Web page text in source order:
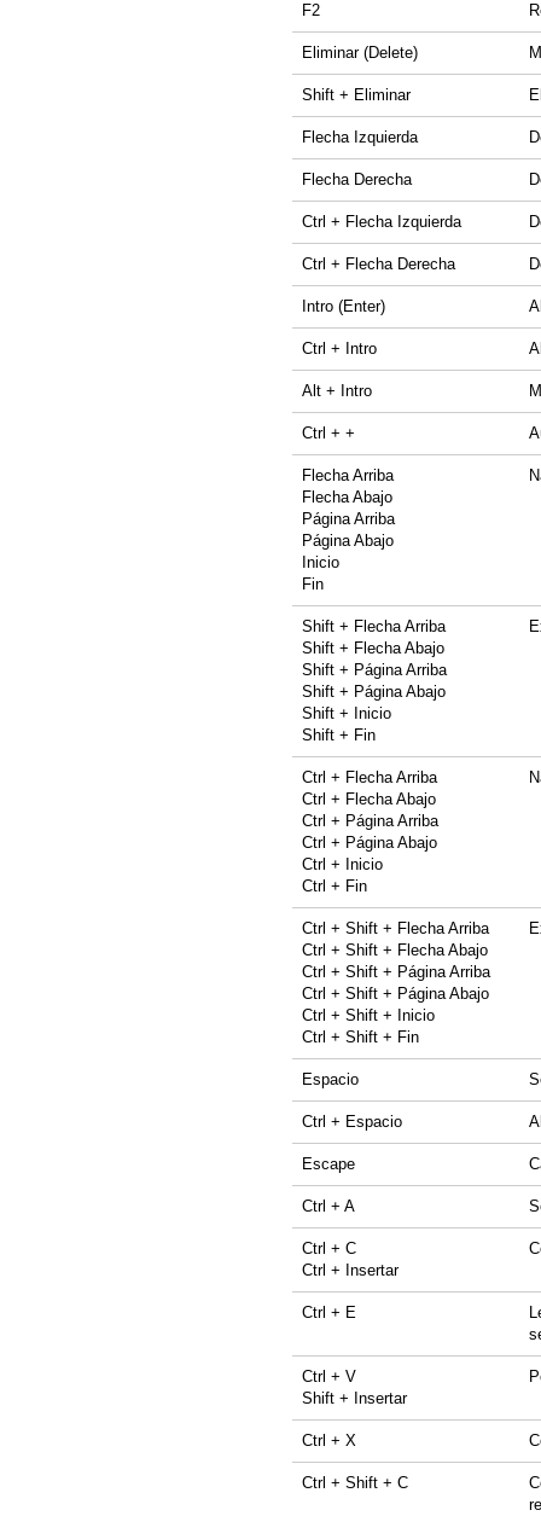
F2
Eliminar (Delete)
Shift + Eliminar
Flecha Izquierda
Flecha Derecha
Ctrl + Flecha Izquierda
Ctrl + Flecha Derecha
Intro (Enter)
Ctrl + Intro
Alt + Intro
Ctrl + +
Flecha Arriba
Flecha Abajo
Página Arriba
Página Abajo
Inicio
Fin
Shift + Flecha Arriba
Shift + Flecha Abajo
Shift + Página Arriba
Shift + Página Abajo
Shift + Inicio
Shift + Fin
Ctrl + Flecha Arriba
Ctrl + Flecha Abajo
Ctrl + Página Arriba
Ctrl + Página Abajo
Ctrl + Inicio
Ctrl + Fin
Ctrl + Shift + Flecha Arriba
Ctrl + Shift + Flecha Abajo
Ctrl + Shift + Página Arriba
Ctrl + Shift + Página Abajo
Ctrl + Shift + Inicio
Ctrl + Shift + Fin
Espacio
Ctrl + Espacio
Escape
Ctrl + A
Ctrl + C
Ctrl + Insertar
Ctrl + E
Ctrl + V
Shift + Insertar
Ctrl + X
Ctrl + Shift + C